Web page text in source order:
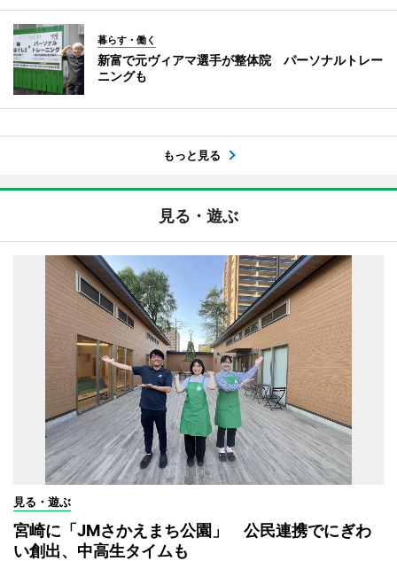
暮らす・働く
新富で元ヴィアマ選手が整体院 パーソナルトレー
ニングも
もっと見る
見る・遊ぶ
見る・遊ぶ
宮崎に「JMさかえまち公園」 公民連携でにぎわ
い創出、中高生タイムも